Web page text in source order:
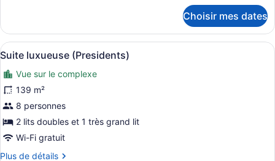
(Landmark)
Suite
luxueuse
(Landmark)
Choisir mes dates
Afficher
toutes
les
photos
pour
ce
type
Un lit bien fait, avec du linge de
5
Suite luxueuse (Presidents)
Vue sur le complexe
139 m²
8 personnes
2 lits doubles et 1 très grand lit
Wi-Fi gratuit
Plus de détails
Plus